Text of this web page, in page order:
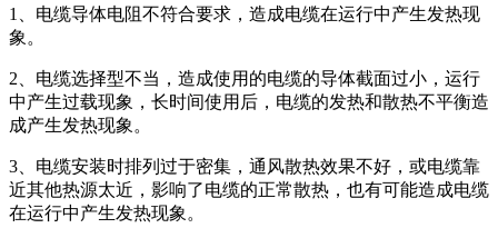
1、电缆导体电阻不符合要求，造成电缆在运行中产生发热现
象。
2、电缆选择型不当，造成使用的电缆的导体截面过小，运行
中产生过载现象，长时间使用后，电缆的发热和散热不平衡造
成产生发热现象。
3、电缆安装时排列过于密集，通风散热效果不好，或电缆靠
近其他热源太近，影响了电缆的正常散热，也有可能造成电缆
在运行中产生发热现象。